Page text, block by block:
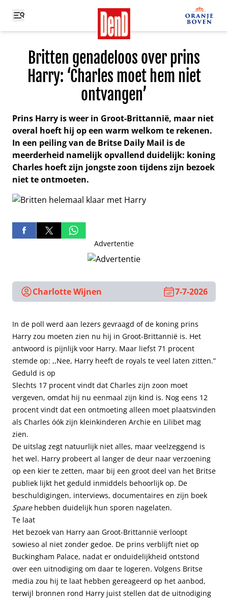
Britten genadeloos over prins
Harry: ‘Charles moet hem niet
ontvangen’
Prins Harry is weer in Groot-Brittannië, maar niet
overal hoeft hij op een warm welkom te rekenen.
In een peiling van de Britse Daily Mail is de
meerderheid namelijk opvallend duidelijk: koning
Charles hoeft zijn jongste zoon tijdens zijn bezoek
niet te ontmoeten.
Advertentie
Charlotte Wijnen 7-7-2026
In de poll werd aan lezers gevraagd of de koning prins
Harry zou moeten zien nu hij in Groot-Brittannië is. Het
antwoord is pijnlijk voor Harry. Maar liefst 71 procent
stemde op: ,,Nee, Harry heeft de royals te veel laten zitten.”
Geduld is op
Slechts 17 procent vindt dat Charles zijn zoon moet
vergeven, omdat hij nu eenmaal zijn kind is. Nog eens 12
procent vindt dat een ontmoeting alleen moet plaatsvinden
als Charles óók zijn kleinkinderen Archie en Lilibet mag
zien.
De uitslag zegt natuurlijk niet alles, maar veelzeggend is
het wel. Harry probeert al langer de deur naar verzoening
op een kier te zetten, maar bij een groot deel van het Britse
publiek lijkt het geduld inmiddels behoorlijk op. De
beschuldigingen, interviews, documentaires en zijn boek
Sparehebben duidelijk hun sporen nagelaten.
Te laat
Het bezoek van Harry aan Groot-Brittannië verloopt
sowieso al niet zonder gedoe. De prins verblijft niet op
Buckingham Palace, nadat er onduidelijkheid ontstond
over een uitnodiging om daar te logeren. Volgens Britse
media zou hij te laat hebben gereageerd op het aanbod,
terwijl bronnen rond Harry juist stellen dat de uitnodiging